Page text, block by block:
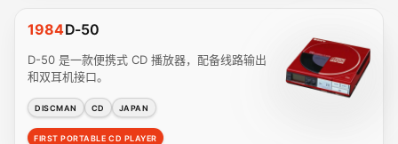
1984D-50
D-50 是一款便携式 CD 播放器，配备线路输出
和双耳机接口。
DISCMAN CD JAPAN
FIRST PORTABLE CD PLAYER